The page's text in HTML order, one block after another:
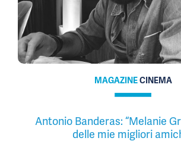
MAGAZINECINEMA
Antonio Banderas: “Melanie
delle mie migliori